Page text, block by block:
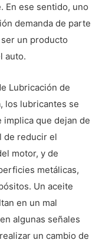
En ese sentido, uno
demanda de parte
un producto
auto.
Lubricación de
los lubricantes se
que dejan de
de reducir el
motor, y de
metálicas,
Un aceite
en un mal
algunas señales
un cambio de